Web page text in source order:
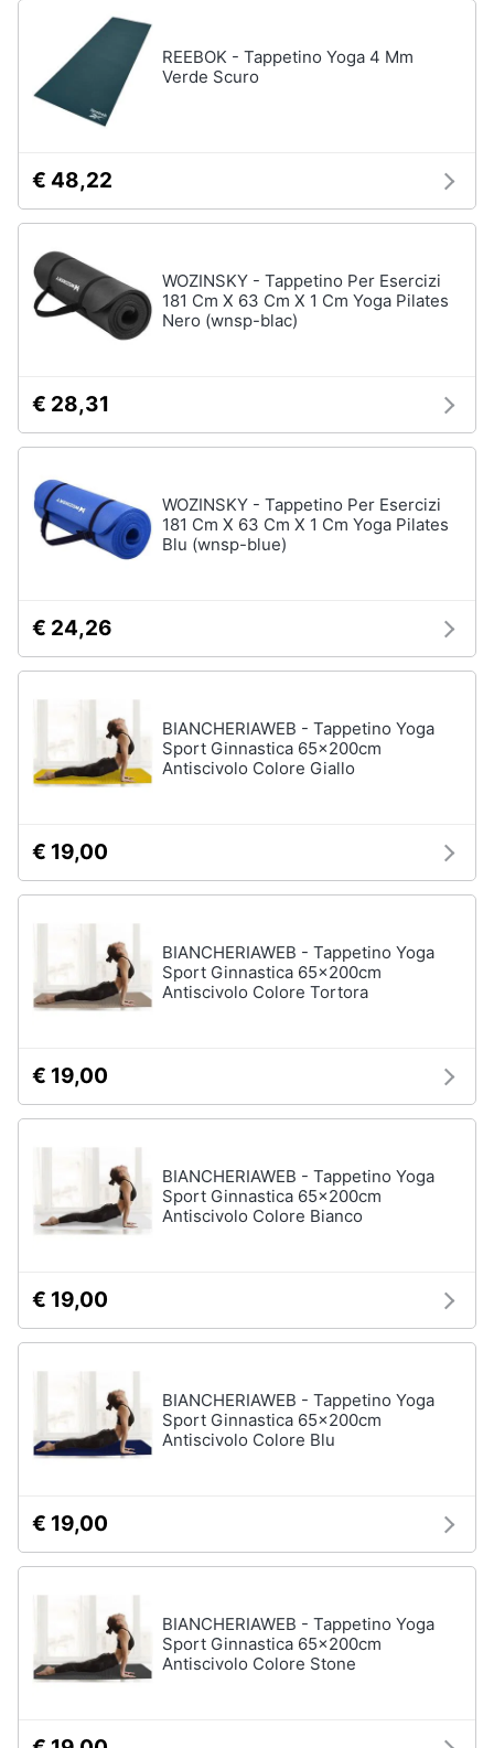
REEBOK - Tappetino Yoga 4 Mm
Verde Scuro
€ 48,22
WOZINSKY - Tappetino Per Esercizi
181 Cm X 63 Cm X 1 Cm Yoga Pilates
Nero (wnsp-blac)
€ 28,31
WOZINSKY - Tappetino Per Esercizi
181 Cm X 63 Cm X 1 Cm Yoga Pilates
Blu (wnsp-blue)
€ 24,26
BIANCHERIAWEB - Tappetino Yoga
Sport Ginnastica 65x200cm
Antiscivolo Colore Giallo
€ 19,00
BIANCHERIAWEB - Tappetino Yoga
Sport Ginnastica 65x200cm
Antiscivolo Colore Tortora
€ 19,00
BIANCHERIAWEB - Tappetino Yoga
Sport Ginnastica 65x200cm
Antiscivolo Colore Bianco
€ 19,00
BIANCHERIAWEB - Tappetino Yoga
Sport Ginnastica 65x200cm
Antiscivolo Colore Blu
€ 19,00
BIANCHERIAWEB - Tappetino Yoga
Sport Ginnastica 65x200cm
Antiscivolo Colore Stone